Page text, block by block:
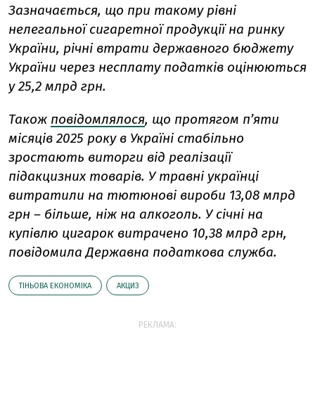
Зазначається, що при такому рівні
нелегальної сигаретної продукції на ринку
України, річні втрати державного бюджету
України через несплату податків оцінюються
у 25,2 млрд грн.
Також повідомлялося, що протягом п’яти
місяців 2025 року в Україні стабільно
зростають виторги від реалізації
підакцизних товарів. У травні українці
витратили на тютюнові вироби 13,08 млрд
грн – більше, ніж на алкоголь. У січні на
купівлю цигарок витрачено 10,38 млрд грн,
повідомила Державна податкова служба.
ТІНЬОВА ЕКОНОМІКА АКЦИЗ
РЕКЛАМА: